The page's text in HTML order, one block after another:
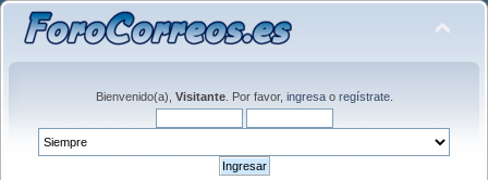
Bienvenido(a), Visitante. Por favor, ingresao regístrate.